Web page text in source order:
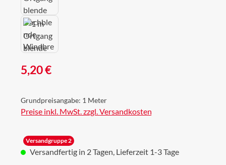
Regulärer Preis:
5,20 €
Grundpreisangabe: 1 Meter
Preise inkl. MwSt. zzgl. Versandkosten
Versandgruppe 2
Versandfertig in 2 Tagen, Lieferzeit 1-3 Tage